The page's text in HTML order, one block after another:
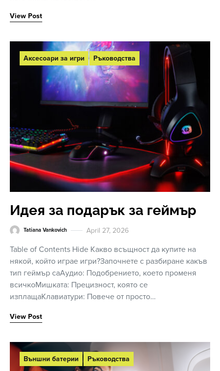
View Post
Аксесоари за игри Ръководства
Идея за подарък за геймър
Tatiana Vankovich April 27, 2026
Table of Contents Hide Какво всъщност да купите на
някой, който играе игри?Започнете с разбиране какъв
тип геймър саАудио: Подобрението, което променя
всичкоМишката: Прецизност, която се
изплащаКлавиатури: Повече от просто…
View Post
Външни батерии Ръководства